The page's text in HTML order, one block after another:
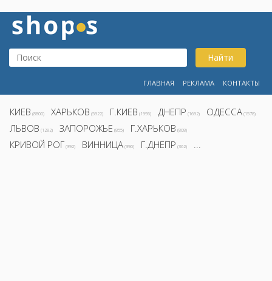
Найти
ГЛАВНАЯ РЕКЛАМА КОНТАКТЫ
КИЕВ (8800) ХАРЬКОВ (5922) Г.КИЕВ (1995) ДНЕПР (1692) ОДЕССА (1578)
ЛЬВОВ (1282) ЗАПОРОЖЬЕ (855) Г.ХАРЬКОВ (808)
КРИВОЙ РОГ (392) ВИННИЦА (390) Г.ДНЕПР (362) ...